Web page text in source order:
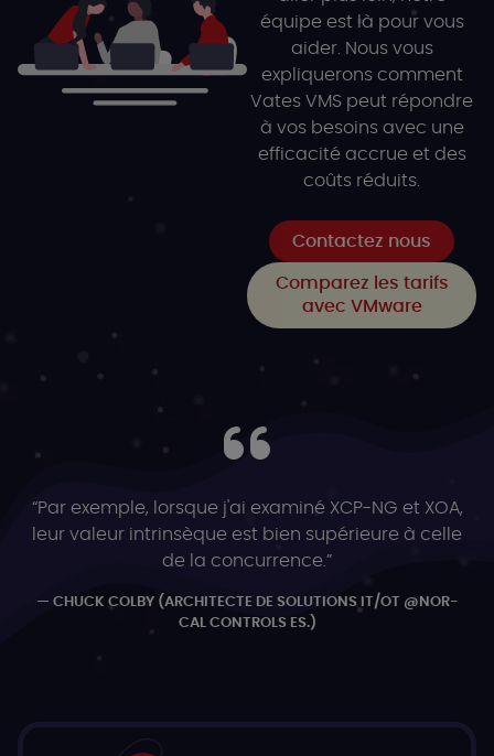
équipe est là pour vous
aider. Nous vous
expliquerons comment
Vates VMS peut répondre
à vos besoins avec une
efficacité accrue et des
coûts réduits.
Contactez nous
Comparez les tarifs
avec VMware
“Par exemple, lorsque j'ai examiné XCP-NG et XOA,
leur valeur intrinsèque est bien supérieure à celle
de la concurrence.”
CHUCK COLBY (ARCHITECTE DE SOLUTIONS IT/OT @NOR-
CAL CONTROLS ES.)